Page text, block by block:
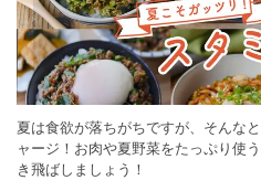
夏は食欲が落ちがちですが、そんな
ャージ！お肉や夏野菜をたっぷり使
き飛ばしましょう！